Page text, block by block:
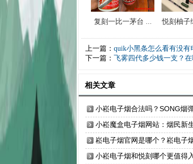
复刻一比一茅台 ... 悦刻柚子
上一篇： quik小黑条怎么看有没有
下一篇：
飞雾四代多少钱一支？
相关文章
小崧电子烟合法吗？SONG烟
小崧魔盒电子烟网站：烟民新
崧电子烟官网是哪个？崧电子
小崧电子烟和悦刻哪个更值得